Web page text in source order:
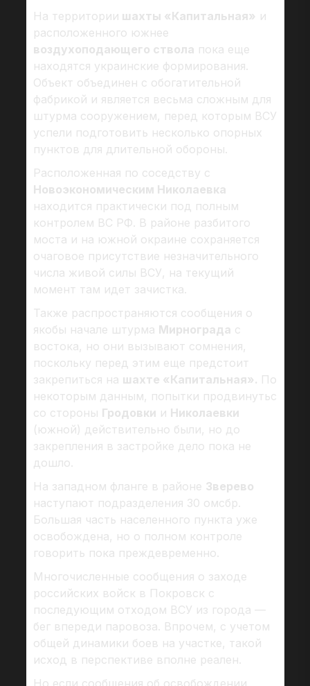
На территории шахты «Капитальная» и
расположенного южнее
воздухоподающего ствола пока еще
находятся украинские формирования.
Объект объединен с обогатительной
фабрикой и является весьма сложным для
штурма сооружением, перед которым ВСУ
успели подготовить несколько опорных
пунктов для длительной обороны.
Расположенная по соседству с
Новоэкономическим Николаевка
находится практически под полным
контролем ВС РФ. В районе разбитого
моста и на южной окраине сохраняется
очаговое присутствие незначительного
числа живой силы ВСУ, на текущий
момент там идет зачистка.
Также распространяются сообщения о
якобы начале штурма Мирнограда с
востока, но они вызывают сомнения,
поскольку перед этим еще предстоит
закрепиться на шахте «Капитальная». По
некоторым данным, попытки продвинутьс
со стороны Гродовки и Николаевки
(южной) действительно были, но до
закрепления в застройке дело пока не
дошло.
На западном фланге в районе Зверево
наступают подразделения 30 омсбр.
Большая часть населенного пункта уже
освобождена, но о полном контроле
говорить пока преждевременно.
Многочисленные сообщения о заходе
российских войск в Покровск с
последующим отходом ВСУ из города —
бег впереди паровоза. Впрочем, с учетом
общей динамики боев на участке, такой
исход в перспективе вполне реален.